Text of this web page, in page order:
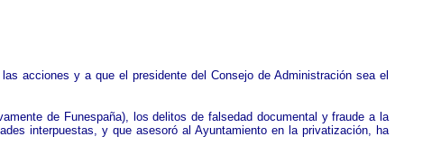
acciones y a que el presidente del Consejo de Administración sea el
de Funespaña), los delitos de falsedad documental y fraude a la
interpuestas, y que asesoró al Ayuntamiento en la privatización, ha